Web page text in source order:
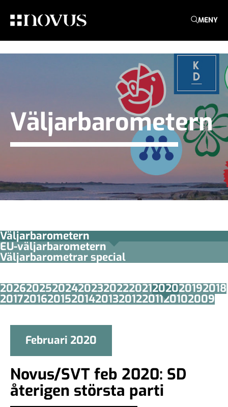
MENY
Väljarbarometern
Väljarbarometern
EU-väljarbarometern
Väljarbarometrar special
202620252024202320222021202020192018
201720162015201420132012201120102009
Februari 2020
Novus/SVT feb 2020: SD
återigen största parti